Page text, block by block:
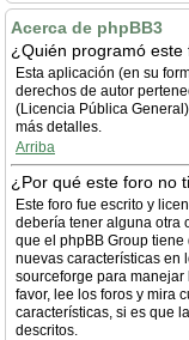
Acerca de phpBB3
¿Quién programó este
Esta aplicación (en su
derechos de autor
(Licencia Pública
más detalles.
Arriba
¿Por qué este foro no
Este foro fue escrito y
debería tener alguna otra
que el phpBB Group
nuevas características en
sourceforge para
favor, lee los foros y mira
características, si es que
descritos.